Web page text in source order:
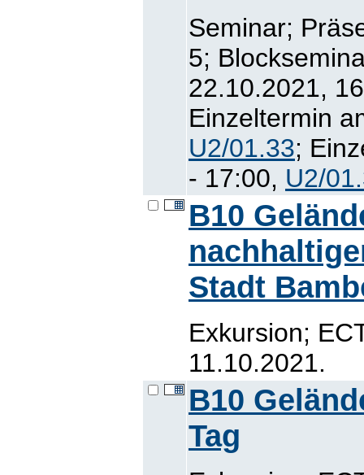
Seminar;
5;
22.10.2021,
Einzeltermin
U2/01.33;
- 17:00, U2/
B10
Stadt
Exkursion;
11.10.2021.
B10
Tag